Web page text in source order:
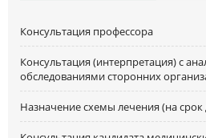
Консультация профессора
Консультация (интерпретация) с
обследованиями сторонних
Назначение схемы лечения (на срок